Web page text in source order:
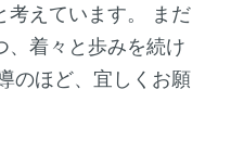
考えています。
まだ
、着々と歩みを続け
のほど、宜しくお願